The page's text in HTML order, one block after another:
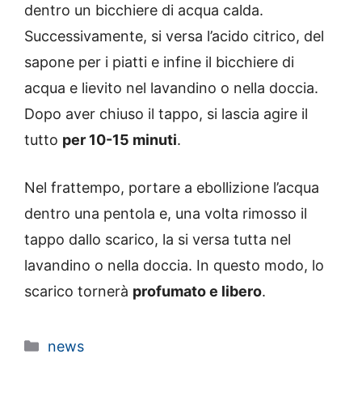
dentro un bicchiere di acqua calda.
Successivamente, si versa l’acido citrico, del
sapone per i piatti e infine il bicchiere di
acqua e lievito nel lavandino o nella doccia.
Dopo aver chiuso il tappo, si lascia agire il
tutto per 10-15 minuti.
Nel frattempo, portare a ebollizione l’acqua
dentro una pentola e, una volta rimosso il
tappo dallo scarico, la si versa tutta nel
lavandino o nella doccia. In questo modo, lo
scarico tornerà profumato e libero.
Categorie
news